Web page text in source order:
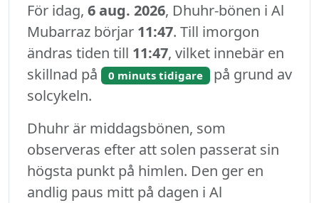
För idag, 6 aug. 2026, Dhuhr-bönen i Al
Mubarraz börjar 11:47. Till imorgon
ändras tiden till 11:47, vilket innebär en
skillnad på
0 minuts tidigare på grund av
solcykeln.
Dhuhr är middagsbönen, som
observeras efter att solen passerat sin
högsta punkt på himlen. Den ger en
andlig paus mitt på dagen i Al